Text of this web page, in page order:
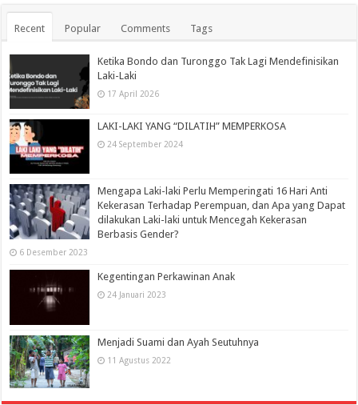
Recent Popular Comments Tags
Ketika Bondo dan Turonggo Tak Lagi Mendefinisikan
Laki-Laki
17 April 2026
LAKI-LAKI YANG “DILATIH” MEMPERKOSA
24 September 2024
Mengapa Laki-laki Perlu Memperingati 16 Hari Anti
Kekerasan Terhadap Perempuan, dan Apa yang Dapat
dilakukan Laki-laki untuk Mencegah Kekerasan
Berbasis Gender?
6 Desember 2023
Kegentingan Perkawinan Anak
24 Januari 2023
Menjadi Suami dan Ayah Seutuhnya
11 Agustus 2022